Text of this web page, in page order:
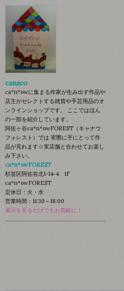
canaco
ca*n*owに集まる作家が生み出す作品や
店主がセレクトする雑貨や手芸用品のオ
ンラインショップです。 ここではほん
の一部を紹介しています。
阿佐ヶ谷ca*n*owFOREST（キャナウ
フォレスト）では 実際に手にとって作
品が見れます☆実店舗と合わせてお楽し
み下さい。
ca*n*owFOREST
杉並区阿佐谷北1-14-4 1F
ca*n*owFOREST
定休日：火・水
営業時間：11:30～18:00
展示を見るだけでもお気軽に！